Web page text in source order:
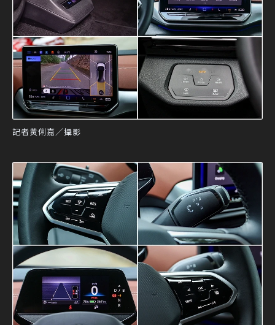
記者黃俐嘉／攝影